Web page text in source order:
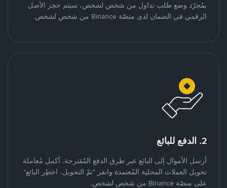
بمُجرّد وضع طلب تداول من شخص لشخص، سيتم حجز الأصل
الرقمي في الضمان لدى منصّة Binance من شخص لشخص.
2. الدفع للبائع
أرسل الأموال إلى البائع عبر طرق الدفع المُقترحة. أكمل مُعاملة
تحويل العملات المحلية المُعتمدة وانقر "تمّ التحويل، اخطِر البائع"
على منصّة Binance من شخص لشخص.